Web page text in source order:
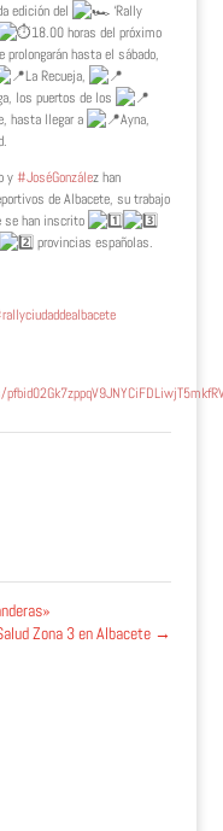
edición del
‘Rally
18.00 horas del próximo
hasta el sábado,
La Recueja,
los puertos de los
hasta llegar a
Ayna,
y#JoséGonzález han
de Albacete, su trabajo
se han inscrito
provincias españolas.
Zona 3 en Albacete →